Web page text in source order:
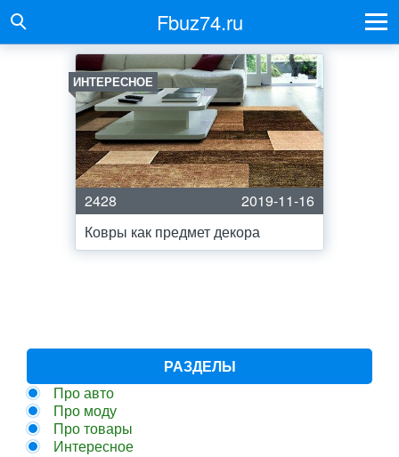
Fbuz74.ru
ИНТЕРЕСНОЕ
2428
2019-11-16
Ковры как предмет декора
РАЗДЕЛЫ
Про авто
Про моду
Про товары
Интересное